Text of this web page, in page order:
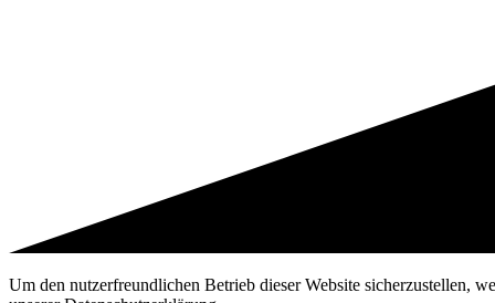
Um den nutzerfreundlichen Betrieb dieser Website sicherzustellen,